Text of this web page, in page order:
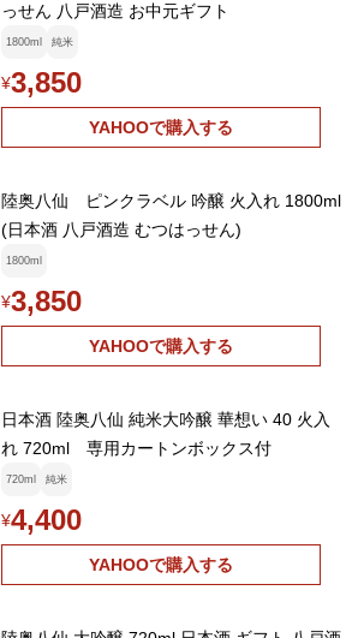
っせん 八戸酒造 お中元ギフト
1800ml 純米
¥3,850
YAHOOで購入する
陸奥八仙 ピンクラベル 吟醸 火入れ 1800ml
(日本酒 八戸酒造 むつはっせん)
1800ml
¥3,850
YAHOOで購入する
日本酒 陸奥八仙 純米大吟醸 華想い 40 火入
れ 720ml 専用カートンボックス付
720ml 純米
¥4,400
YAHOOで購入する